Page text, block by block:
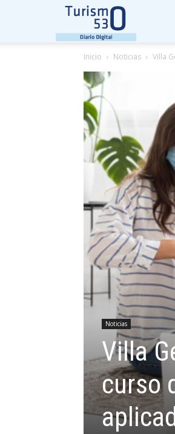
Inicio Noticias Villa
Noticias
Villa
curso